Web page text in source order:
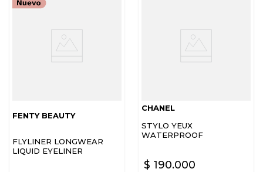
FENTY BEAUTY
FLYLINER LONGWEAR
LIQUID EYELINER
CHANEL
STYLO YEUX
WATERPROOF
$ 190.000